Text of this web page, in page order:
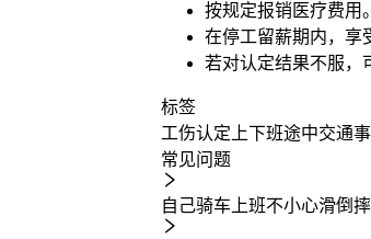
按规定报销医疗费用。
在停工留薪期内，享
若对认定结果不服，
标签
工伤认定 上下班途中交通
常见问题
自己骑车上班不小心滑倒